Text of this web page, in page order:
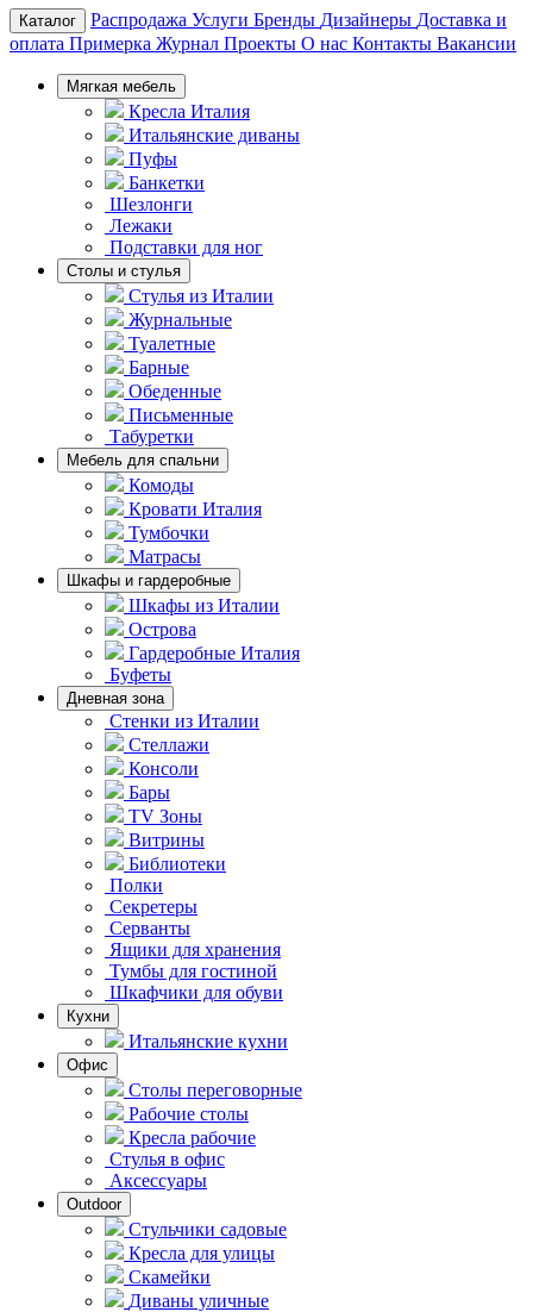
Каталог Распродажа Услуги Бренды Дизайнеры Доставка и
оплата Примерка Журнал Проекты О нас Контакты Вакансии
Мягкая мебель
Кресла Италия
Итальянские диваны
Пуфы
Банкетки
Шезлонги
Лежаки
Подставки для ног
Столы и стулья
Стулья из Италии
Журнальные
Туалетные
Барные
Обеденные
Письменные
Табуретки
Мебель для спальни
Комоды
Кровати Италия
Тумбочки
Матрасы
Шкафы и гардеробные
Шкафы из Италии
Острова
Гардеробные Италия
Буфеты
Дневная зона
Стенки из Италии
Стеллажи
Консоли
Бары
TV Зоны
Витрины
Библиотеки
Полки
Секретеры
Серванты
Ящики для хранения
Тумбы для гостиной
Шкафчики для обуви
Кухни
Итальянские кухни
Офис
Столы переговорные
Рабочие столы
Кресла рабочие
Стулья в офис
Аксессуары
Outdoor
Стульчики садовые
Кресла для улицы
Скамейки
Диваны уличные